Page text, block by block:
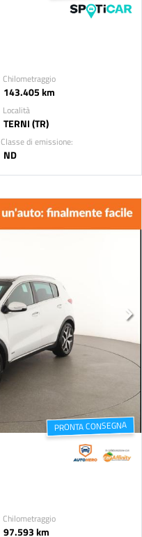
Chilometraggio
143.405 km
Località
TERNI (TR)
Classe di emissione:
ND
PRONTA CONSEGNA
Chilometraggio
97.593 km